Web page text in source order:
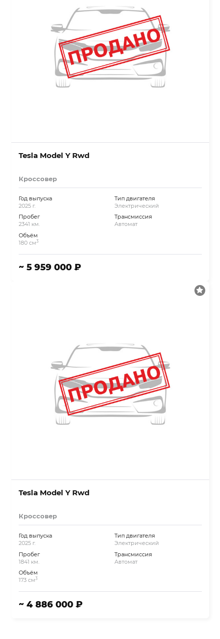
Tesla Model Y Rwd
Кроссовер
Год выпуска
2025 г.
Пробег
2341 км.
Объём
180 см3
Тип двигателя
Электрический
Трансмиссия
Автомат
~ 5 959 000 ₽
Tesla Model Y Rwd
Кроссовер
Год выпуска
2025 г.
Пробег
1841 км.
Объём
173 см3
Тип двигателя
Электрический
Трансмиссия
Автомат
~ 4 886 000 ₽